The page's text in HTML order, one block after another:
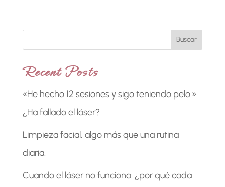
Buscar
Recent Posts
«He hecho 12 sesiones y sigo teniendo pelo.».
¿Ha fallado el láser?
Limpieza facial, algo más que una rutina
diaria.
Cuando el láser no funciona: ¿por qué cada